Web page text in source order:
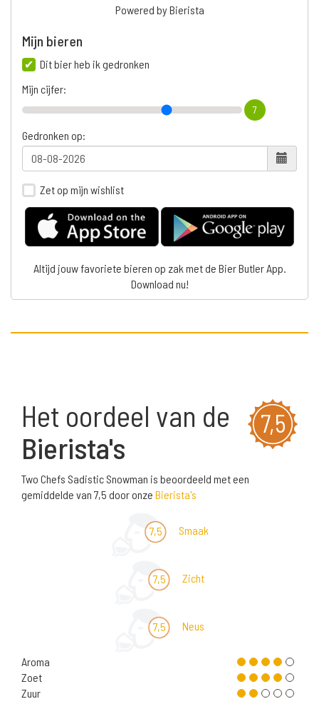
Powered by Bierista
Mijn bieren
Dit bier heb ik gedronken
Mijn cijfer:
7
Gedronken op:
Zet op mijn wishlist
Altijd jouw favoriete bieren op zak met de Bier Butler App.
Download nu!
7,5
Het oordeel van de
Bierista's
Two Chefs Sadistic Snowman is beoordeeld met een
gemiddelde van 7,5 door onze Bierista's
7,5 Smaak
7,5 Zicht
7,5 Neus
Aroma
Zoet
Zuur